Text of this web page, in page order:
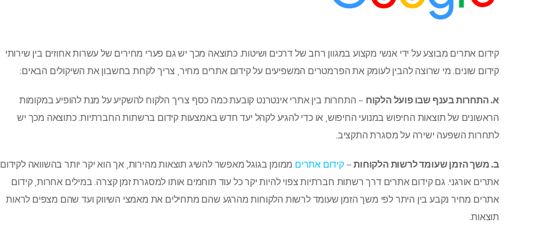
קידום אתרים מבוצע על ידי אנשי מקצוע במגוון רחב של דרכים ושיטות. כתוצאה מכך יש גם פערי מחירים של עשרות אחוזים בין שירותי
קידום שונים. מי שרוצה להבין לעומק את הפרמטרים המשפיעים על קידום אתרים מחיר, צריך לקחת בחשבון את השיקולים הבאים:
א. התחרות בענף שבו פועל הלקוח – התחרות בין אתרי אינטרנט קובעת כמה כסף צריך הלקוח להשקיע על מנת להופיע במקומות
הראשונים של תוצאות החיפוש במנועי החיפוש, או כדי להגיע לקהל יעד חדש באמצעות קידום ברשתות החברתיות. כתוצאה מכך יש
לתחרות השפעה ישירה על מסגרת התקציב.
ב. משך הזמן שעומד לרשות הלקוחות–קידום אתרים ממומן בגוגל מאפשר להשיג תוצאות מהירות, אך הוא יקר יותר בהשוואה לקידום
אתרים אורגני. גם קידום אתרים דרך רשתות חברתיות צפוי להיות יקר כל עוד תוחמים אותו למסגרת זמן קצרה. במילים אחרות, קידום
אתרים מחיר נקבע בין היתר לפי משך הזמן שעומד לרשות הלקוחות מהרגע שהם מתחילים את מאמצי השיווק ועד שהם מצפים לראות
תוצאות.